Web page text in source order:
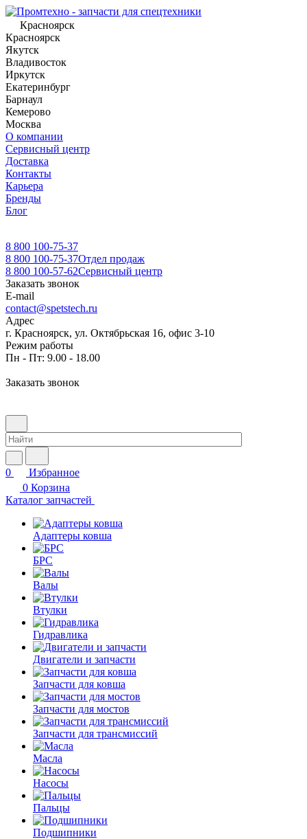
Красноярск
Красноярск
Якутск
Владивосток
Иркутск
Екатеринбург
Барнаул
Кемерово
Москва
О компании
Сервисный центр
Доставка
Контакты
Карьера
Бренды
Блог
8 800 100-75-37
8 800 100-75-37Отдел продаж
8 800 100-57-62Сервисный центр
Заказать звонок
E-mail
contact@spetstech.ru
Адрес
г. Красноярск, ул. Октябрьская 16, офис 3-10
Режим работы
Пн - Пт: 9.00 - 18.00
Заказать звонок
0
Избранное
0 Корзина
Каталог запчастей
Адаптеры ковша
БРС
Валы
Втулки
Гидравлика
Двигатели и запчасти
Запчасти для ковша
Запчасти для мостов
Запчасти для трансмиссий
Масла
Насосы
Пальцы
Подшипники